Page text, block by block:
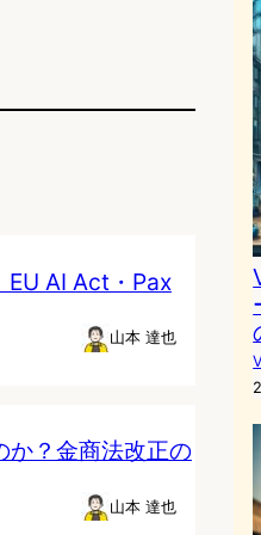
EU AI Act・Pax
山本 達也
か？金商法改正の
山本 達也